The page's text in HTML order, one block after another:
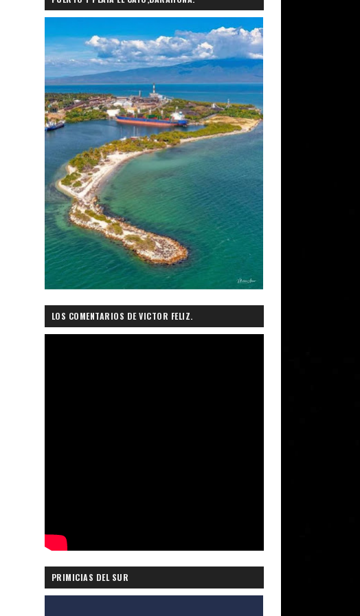
LOS COMENTARIOS DE VICTOR FELIZ.
PRIMICIAS DEL SUR